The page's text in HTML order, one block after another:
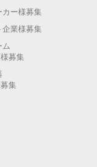
カー様募集
企業様募集
ム
募集
集